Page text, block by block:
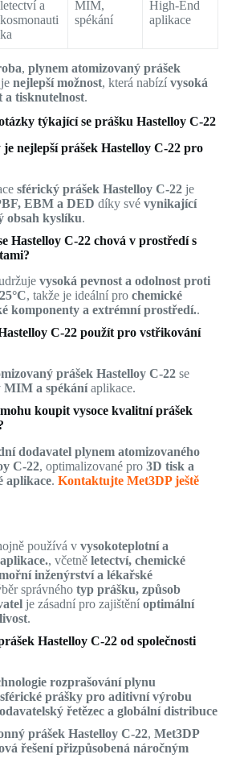
letectví a
kosmonauti
ka
MIM,
spékání
High-End
aplikace
, plynem atomizovaný prášek
nejlepší možnost, která nabízí vysoká
a tisknutelnost.
týkající se prášku Hastelloy C-22
nejlepší prášek Hastelloy C-22 pro
sférický prášek Hastelloy C-22je
EBM a DED díky své vynikající
obsah kyslíku.
Hastelloy C-22 chová v prostředí s
vysoká pevnost a odolnost proti
, takže je ideální pro chemické
komponenty a extrémní prostředí..
C-22 použít pro vstřikování
prášek Hastelloy C-22se
MIM a spékáníaplikace.
koupit vysoce kvalitní prášek
dodavatel plynem atomizovaného
C-22, optimalizované pro 3D tisk a
aplikace. Kontaktujte Met3DP ještě
používá v vysokoteplotní a
, včetně letectví, chemické
inženýrství a lékařské
správného typ prášku, způsob
je zásadní pro zajištění optimální
.
Hastelloy C-22 od společnosti
rozprašování plynu
sférické prášky pro aditivní výrobu
řetězec a globální distribuce
prášek Hastelloy C-22, Met3DP
řešení přizpůsobená náročným